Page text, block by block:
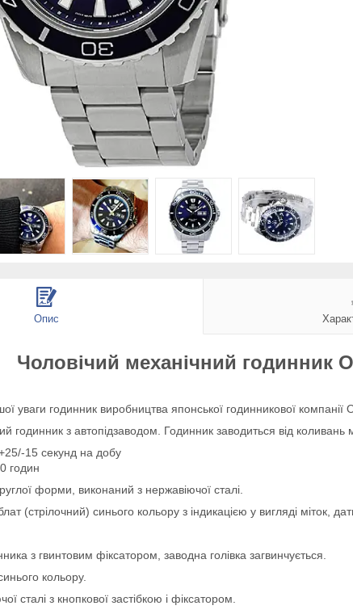
Опис
Чоловічий механічний годинник
уваги годинник виробництва японської годинникової компанії
годинник з автопідзаводом. Годинник заводиться від коливань
15 секунд на добу
годин
форми, виконаний з нержавіючої сталі.
(стрілочний) синього кольору з індикацією у вигляді міток,
з гвинтовим фіксатором, заводна голівка загвинчується.
кольору.
сталі з кнопкової застібкою і фіксатором.